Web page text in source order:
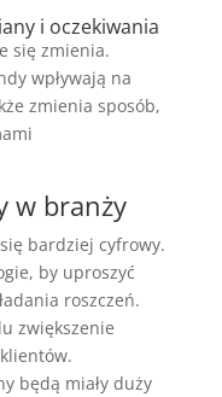
i oczekiwania
się zmienia.
wpływają na
zmienia sposób,
w branży
bardziej cyfrowy.
by uproszyć
roszczeń.
zwiększenie
będą miały duży